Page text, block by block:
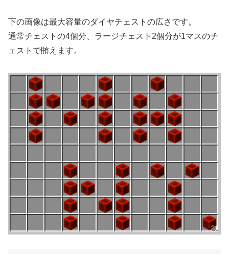
下の画像は最大容量のダイヤチェストの広さです。
通常チェストの4個分、ラージチェスト2個分が1マスのチ
ェストで賄えます。